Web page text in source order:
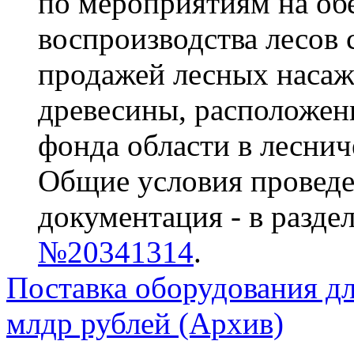
воспроизводства
продажей лесных
древесины,
фонда области в
Общие условия
документация - в
№20341314.
Поставка оборудования
млдр рублей (Архив)